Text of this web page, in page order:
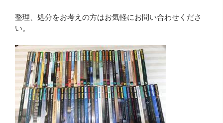
整理、処分をお考えの方はお気軽にお問い合わせくださ
い。